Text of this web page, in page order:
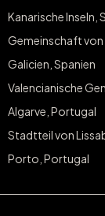
Kanarische Inseln,
Gemeinschaft von
Galicien, Spanien
Valencianische
Algarve, Portugal
Stadtteil von
Porto, Portugal